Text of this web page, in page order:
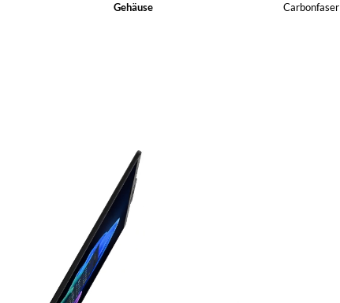
Gehäuse Carbonfaser